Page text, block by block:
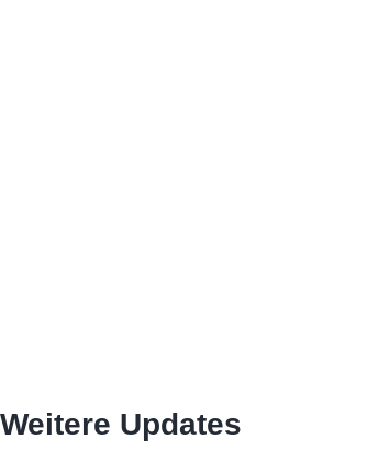
Weitere Updates